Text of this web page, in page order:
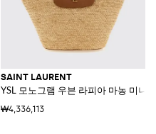
SAINT LAURENT
YSL 모노그램 우븐 라피아 마농 미니
₩4,336,113